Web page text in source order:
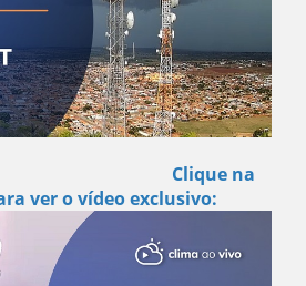
Clique na
ver o vídeo exclusivo: